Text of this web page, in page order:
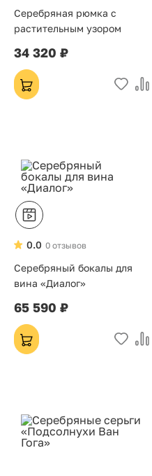
Серебряная рюмка с
растительным узором
34 320 ₽
0 отзывов
0.0
Серебряный бокалы для
вина «Диалог»
65 590 ₽